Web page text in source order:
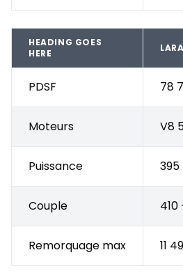
HEADING GOES
HERE
PDSF 78
Moteurs V8
Puissance
Couple 410
Remorquage max 11